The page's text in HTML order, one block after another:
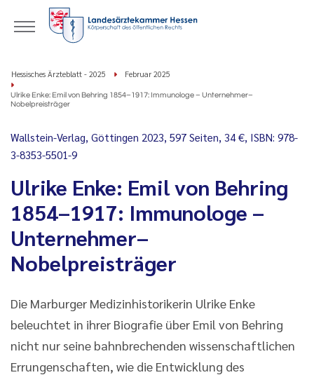
Hessisches Ärzteblatt - 2025 Februar 2025
Ulrike Enke: Emil von Behring 1854–1917: Immunologe – Unternehmer–
Nobelpreisträger
Wallstein-Verlag, Göttingen 2023, 597 Seiten, 34 €, ISBN: 978-
3-8353-5501-9
Ulrike Enke: Emil von Behring
1854–1917: Immunologe –
Unternehmer–
Nobelpreisträger
Die Marburger Medizinhistorikerin Ulrike Enke
beleuchtet in ihrer Biografie über Emil von Behring
nicht nur seine bahnbrechenden wissenschaftlichen
Errungenschaften, wie die Entwicklung des